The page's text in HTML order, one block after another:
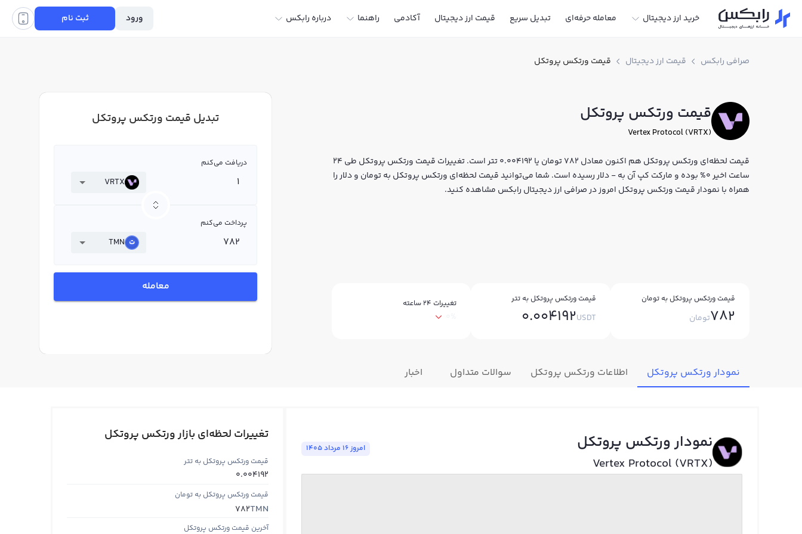
خرید ارز دیجیتال معامله حرفه‌ای تبدیل سریع قیمت ارز دیجیتال آکادمی راهنما درباره رابکس ورود ثبت نام
صرافی رابکس قیمت ارز دیجیتال قیمت ورتکس پروتکل
قیمت ورتکس پروتکل
Vertex Protocol (VRTX)
قیمت لحظه‌ای ورتکس پروتکل هم اکنون معادل 782 تومان یا 0.004192 تتر است. تغییرات قیمت ورتکس پروتکل طی 24
ساعت اخیر 0% بوده و مارکت کپ آن به - دلار رسیده است. شما می‌توانید قیمت لحظه‌ای ورتکس پروتکل به تومان و دلار را
همراه با نمودار قیمت ورتکس پروتکل امروز در صرافی ارز دیجیتال رابکس مشاهده کنید.
قیمت ورتکس پروتکل به تومان
782تومان
قیمت ورتکس پروتکل به تتر
0.004192USDT
تغییرات ۲۴ ساعته
تبدیل قیمت ورتکس پروتکل
دریافت می‌کنم
VRTX
پرداخت می‌کنم
TMN
معامله
نمودار ورتکس پروتکل اطلاعات ورتکس پروتکل سوالات متداول اخبار
نمودار ورتکس پروتکل
Vertex Protocol (VRTX)
امروز ١٦ مرداد ١٤٠٥
تغییرات لحظه‌ای بازار ورتکس پروتکل
قیمت ورتکس پروتکل به تتر
0.004192
قیمت ورتکس پروتکل به تومان
TMN
782
آخرین قیمت ورتکس پروتکل